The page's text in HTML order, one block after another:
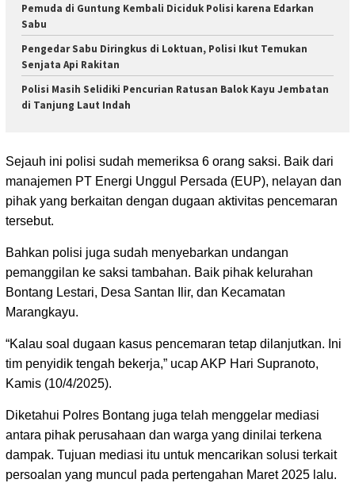
Pemuda di Guntung Kembali Diciduk Polisi karena Edarkan
Sabu
Pengedar Sabu Diringkus di Loktuan, Polisi Ikut Temukan
Senjata Api Rakitan
Polisi Masih Selidiki Pencurian Ratusan Balok Kayu Jembatan
di Tanjung Laut Indah
Sejauh ini polisi sudah memeriksa 6 orang saksi. Baik dari
manajemen PT Energi Unggul Persada (EUP), nelayan dan
pihak yang berkaitan dengan dugaan aktivitas pencemaran
tersebut.
Bahkan polisi juga sudah menyebarkan undangan
pemanggilan ke saksi tambahan. Baik pihak kelurahan
Bontang Lestari, Desa Santan Ilir, dan Kecamatan
Marangkayu.
“Kalau soal dugaan kasus pencemaran tetap dilanjutkan. Ini
tim penyidik tengah bekerja,” ucap AKP Hari Supranoto,
Kamis (10/4/2025).
Diketahui Polres Bontang juga telah menggelar mediasi
antara pihak perusahaan dan warga yang dinilai terkena
dampak. Tujuan mediasi itu untuk mencarikan solusi terkait
persoalan yang muncul pada pertengahan Maret 2025 lalu.